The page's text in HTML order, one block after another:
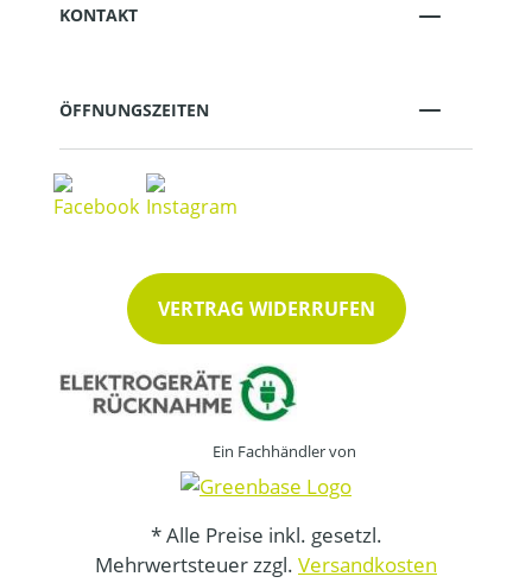
KONTAKT
ÖFFNUNGSZEITEN
VERTRAG WIDERRUFEN
Ein Fachhändler von
* Alle Preise inkl. gesetzl.
Mehrwertsteuer zzgl. Versandkosten